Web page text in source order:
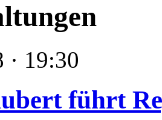
· 19:30
führt